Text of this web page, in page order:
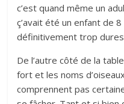
c’est quand même un
ç’avait été un enfant de
définitivement trop
De l’autre côté de la
fort et les noms
comprennent pas